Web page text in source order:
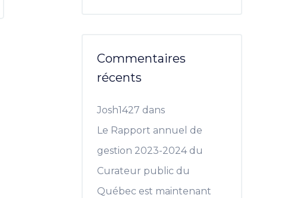
Commentaires
récents
Josh1427 dans
Le Rapport annuel de
gestion 2023-2024 du
Curateur public du
Québec est maintenant